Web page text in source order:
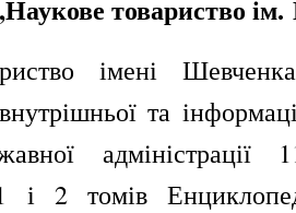
товариство
імені
та
адміністрації
і 2 томів